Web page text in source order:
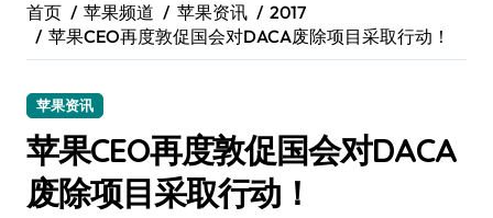
首页 苹果频道 苹果资讯
2017
苹果CEO再度敦促国会对DACA废除项目采取行动！
苹果资讯
苹果CEO再度敦促国会对DACA
废除项目采取行动！